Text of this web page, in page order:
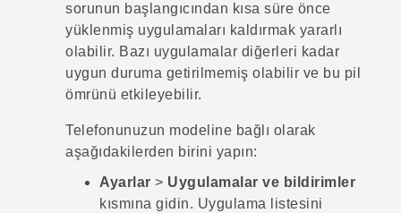
sorunun başlangıcından kısa süre önce
yüklenmiş uygulamaları kaldırmak yararlı
olabilir. Bazı uygulamalar diğerleri kadar
uygun duruma getirilmemiş olabilir ve bu pil
ömrünü etkileyebilir.
Telefonunuzun modeline bağlı olarak
aşağıdakilerden birini yapın:
Ayarlar > Uygulamalar ve bildirimler
kısmına gidin. Uygulama listesini